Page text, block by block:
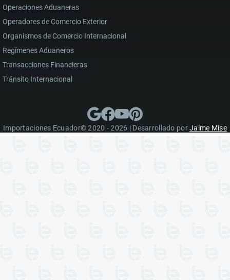
Operaciones Aduaneras
Operadores de Comercio Exterior
Organismos de Comercio Internacional
Regímenes Aduaneros
Transacciones Financieras
Tránsito Internacional
Importaciones Ecuador© 2020 - 2026 | Desarrollado porJaime Mise